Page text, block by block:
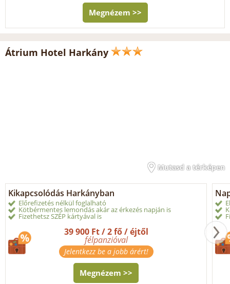
Megnézem >>
Átrium Hotel Harkány
Mutasd a térképen
Kikapcsolódás Harkányban
Előrefizetés nélkül foglalható
Kötbérmentes lemondás akár az érkezés napján is
Fizethetsz SZÉP kártyával is
39 900 Ft / 2 fő / éjtől
félpanzióval
Jelentkezz be a jobb árért!
Megnézem >>